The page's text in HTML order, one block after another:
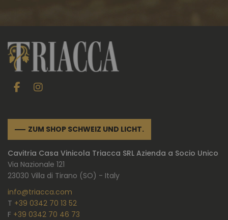
ZUM SHOP SCHWEIZ UND LICHT.
Cavitria Casa Vinicola Triacca SRL Azienda a Socio Unico
Via Nazionale 121
23030 Villa di Tirano (SO) - Italy
info@triacca.com
T +39 0342 70 13 52
F +39 0342 70 46 73